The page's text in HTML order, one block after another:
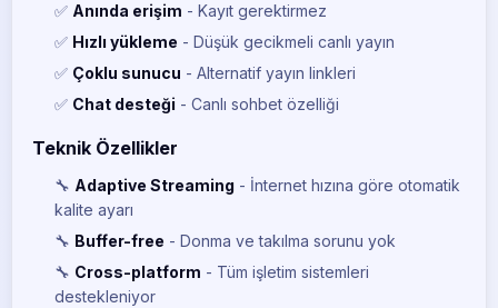
✅ Anında erişim - Kayıt gerektirmez
✅ Hızlı yükleme - Düşük gecikmeli canlı yayın
✅ Çoklu sunucu - Alternatif yayın linkleri
✅ Chat desteği - Canlı sohbet özelliği
Teknik Özellikler
🔧 Adaptive Streaming - İnternet hızına göre otomatik
kalite ayarı
🔧 Buffer-free - Donma ve takılma sorunu yok
🔧 Cross-platform - Tüm işletim sistemleri
destekleniyor